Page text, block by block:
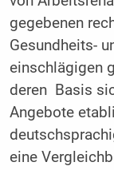
gegebenen
Gesundheits-
einschlägigen
deren Basis
Angebote
eine